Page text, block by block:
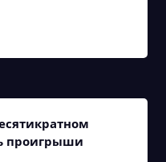
проигрыши